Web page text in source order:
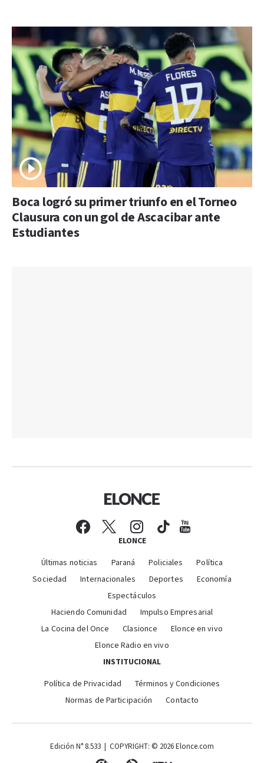
Boca logró su primer triunfo en el Torneo
Clausura con un gol de Ascacibar ante
Estudiantes
ELONCE
Últimas noticias Paraná Policiales
Política
Sociedad
Internacionales Deportes
Economía
Espectáculos
Haciendo Comunidad
Impulso Empresarial
La Cocina del Once
Clasionce
Elonce en vivo
Elonce Radio en vivo
INSTITUCIONAL
Política de Privacidad
Términos y Condiciones
Normas de Participación
Contacto
Edición N° 8.533 | COPYRIGHT: © 2026 Elonce.com